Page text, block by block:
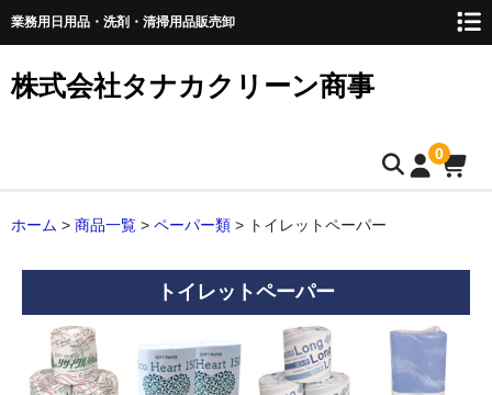
業務用日用品・洗剤・清掃用品販売卸
株式会社タナカクリーン商事
0
トップページ
取扱商品
ペーパー類
ティッシュペーパー
ホーム > 商品一覧 > ペーパー類 > トイレットペーパー
トイレットペーパー